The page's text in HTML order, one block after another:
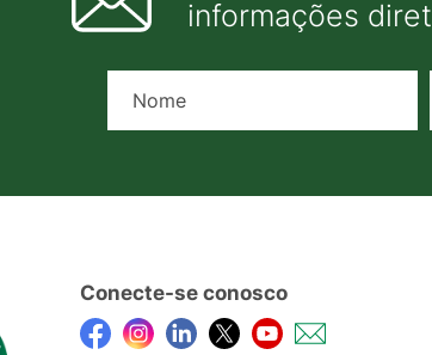
informações
Conecte-se conosco